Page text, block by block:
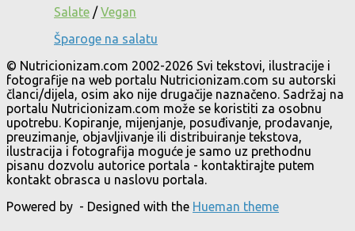
Salate /Vegan
Šparoge na salatu
© Nutricionizam.com 2002-2026 Svi tekstovi, ilustracije i
fotografije na web portalu Nutricionizam.com su autorski
članci/dijela, osim ako nije drugačije naznačeno. Sadržaj na
portalu Nutricionizam.com može se koristiti za osobnu
upotrebu. Kopiranje, mijenjanje, posuđivanje, prodavanje,
preuzimanje, objavljivanje ili distribuiranje tekstova,
ilustracija i fotografija moguće je samo uz prethodnu
pisanu dozvolu autorice portala - kontaktirajte putem
kontakt obrasca u naslovu portala.
Powered by - Designed with the Hueman theme